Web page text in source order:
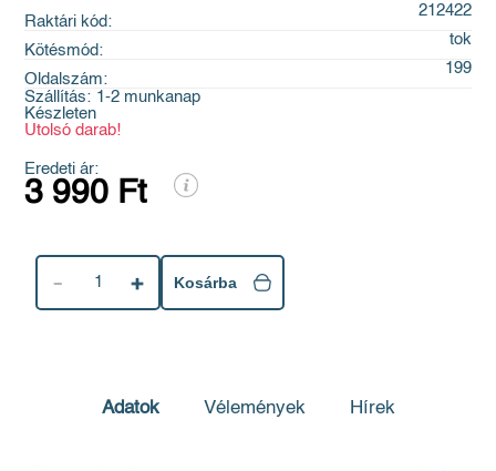
Raktári kód:
212422
Kötésmód:
tok
Oldalszám:
199
Szállítás: 1-2 munkanap
Készleten
Utolsó darab!
Eredeti ár:
3 990 Ft
1 Kosárba
Adatok Vélemények Hírek